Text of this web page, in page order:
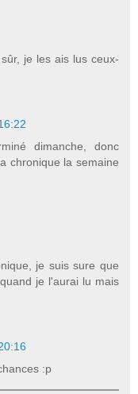
je les ais lus ceux-
dimanche, donc
chronique la semaine
je suis sure que
je l'aurai lu mais
:p